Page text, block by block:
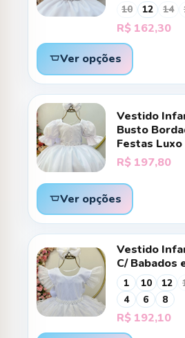
10 12 14
R$ 162,30
Ver opções
Vestido
Busto
Festas Luxo
R$ 197,80
Ver opções
Vestido
C/ Babados
1 10 12
4
6 8
R$ 192,10